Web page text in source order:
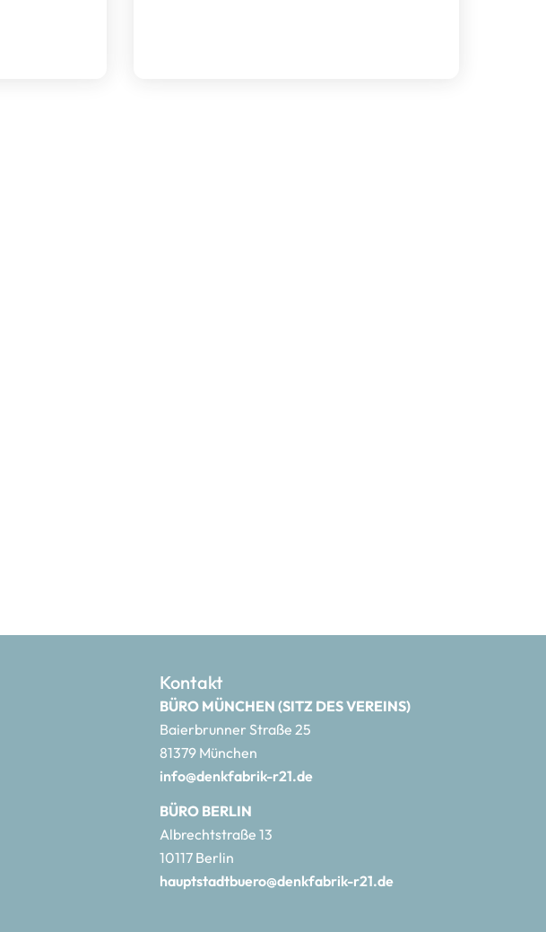
Kontakt
BÜRO MÜNCHEN (SITZ DES VEREINS)
Baierbrunner Straße 25
81379 München
info@denkfabrik-r21.de
BÜRO BERLIN
Albrechtstraße 13
10117 Berlin
hauptstadtbuero@denkfabrik-r21.de